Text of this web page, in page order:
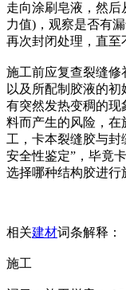
走向涂刷皂液，然
力值)，观察是否有
再次封闭处理，直至
施工前应复查裂缝修
以及所配制胶液的
有突然发热变稠的现
料而产生的风险，在
工，卡本裂缝胶与封
安全性鉴定”，毕竟
选择哪种结构胶进行
相关建材词条解释：
施工